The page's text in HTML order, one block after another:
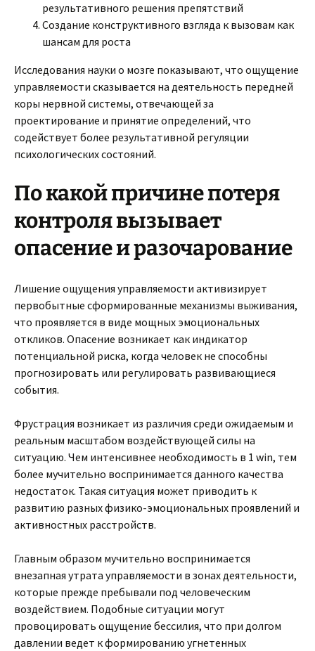
результативного решения препятствий
Создание конструктивного взгляда к вызовам как
шансам для роста
Исследования науки о мозге показывают, что ощущение
управляемости сказывается на деятельность передней
коры нервной системы, отвечающей за
проектирование и принятие определений, что
содействует более результативной регуляции
психологических состояний.
По какой причине потеря
контроля вызывает
опасение и разочарование
Лишение ощущения управляемости активизирует
первобытные сформированные механизмы выживания,
что проявляется в виде мощных эмоциональных
откликов. Опасение возникает как индикатор
потенциальной риска, когда человек не способны
прогнозировать или регулировать развивающиеся
события.
Фрустрация возникает из различия среди ожидаемым и
реальным масштабом воздействующей силы на
ситуацию. Чем интенсивнее необходимость в 1 win, тем
более мучительно воспринимается данного качества
недостаток. Такая ситуация может приводить к
развитию разных физико-эмоциональных проявлений и
активностных расстройств.
Главным образом мучительно воспринимается
внезапная утрата управляемости в зонах деятельности,
которые прежде пребывали под человеческим
воздействием. Подобные ситуации могут
провоцировать ощущение бессилия, что при долгом
давлении ведет к формированию угнетенных